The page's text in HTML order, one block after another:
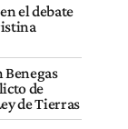
el debate
de
de Tierras